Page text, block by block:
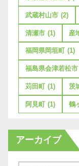
武蔵村山市 (2)
清瀬市 (1) 産
福岡県岡垣町 (1)
福島県会津若松市
苅田町 (1) 茨
阿見町 (1) 鶴
アーカイブ